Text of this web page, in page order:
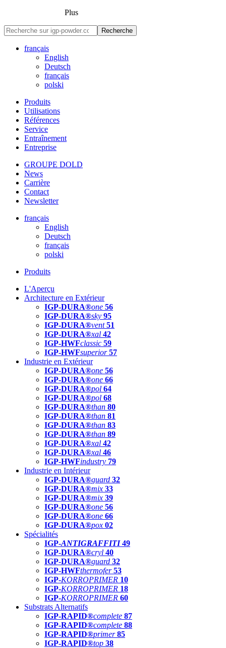
Plus
Recherche
français
English
Deutsch
français
polski
Produits
Utilisations
Références
Service
Entraînement
Entreprise
GROUPE DOLD
News
Carrière
Contact
Newsletter
français
English
Deutsch
français
polski
Produits
L'Aperçu
Architecture en Extérieur
IGP-DURA®one 56
IGP-DURA®sky 95
IGP-DURA®vent 51
IGP-DURA®xal 42
IGP-HWFclassic 59
IGP-HWFsuperior 57
Industrie en Extérieur
IGP-DURA®one 56
IGP-DURA®one 66
IGP-DURA®pol 64
IGP-DURA®pol 68
IGP-DURA®than 80
IGP-DURA®than 81
IGP-DURA®than 83
IGP-DURA®than 89
IGP-DURA®xal 42
IGP-DURA®xal 46
IGP-HWFindustry 79
Industrie en Intérieur
IGP-DURA®guard 32
IGP-DURA®mix 33
IGP-DURA®mix 39
IGP-DURA®one 56
IGP-DURA®one 66
IGP-DURA®pox 02
Spécialités
IGP-ANTIGRAFFITI49
IGP-DURA®cryl 40
IGP-DURA®guard 32
IGP-HWFthermofer 53
IGP-KORROPRIMER 10
IGP-KORROPRIMER 18
IGP-KORROPRIMER 60
Substrats Alternatifs
IGP-RAPID®complete 87
IGP-RAPID®complete 88
IGP-RAPID®primer 85
IGP-RAPID®top 38